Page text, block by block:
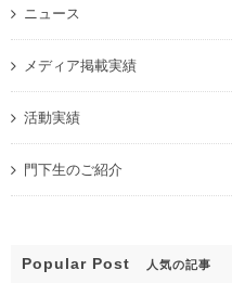
ニュース
メディア掲載実績
活動実績
門下生のご紹介
Popular Post 人気の記事